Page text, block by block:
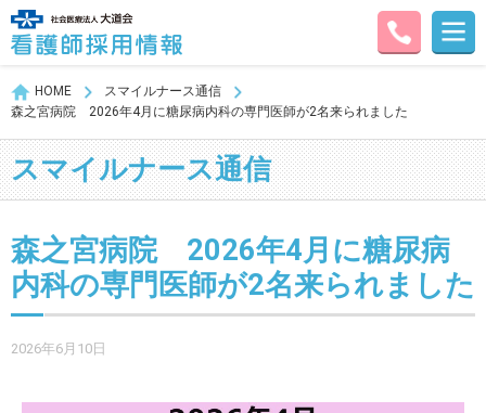
HOME
スマイルナース通信
森之宮病院 2026年4月に糖尿病内科の専門医師が2名来られました
スマイルナース通信
森之宮病院 2026年4月に糖尿病
内科の専門医師が2名来られました
2026年6月10日